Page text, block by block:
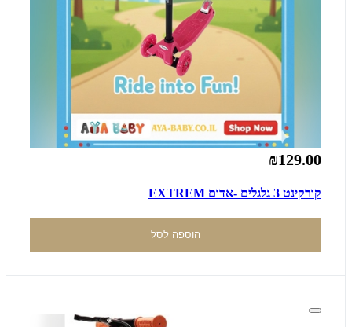
₪129.00
קורקינט 3 גלגלים -אדום EXTREM
הוספה לסל